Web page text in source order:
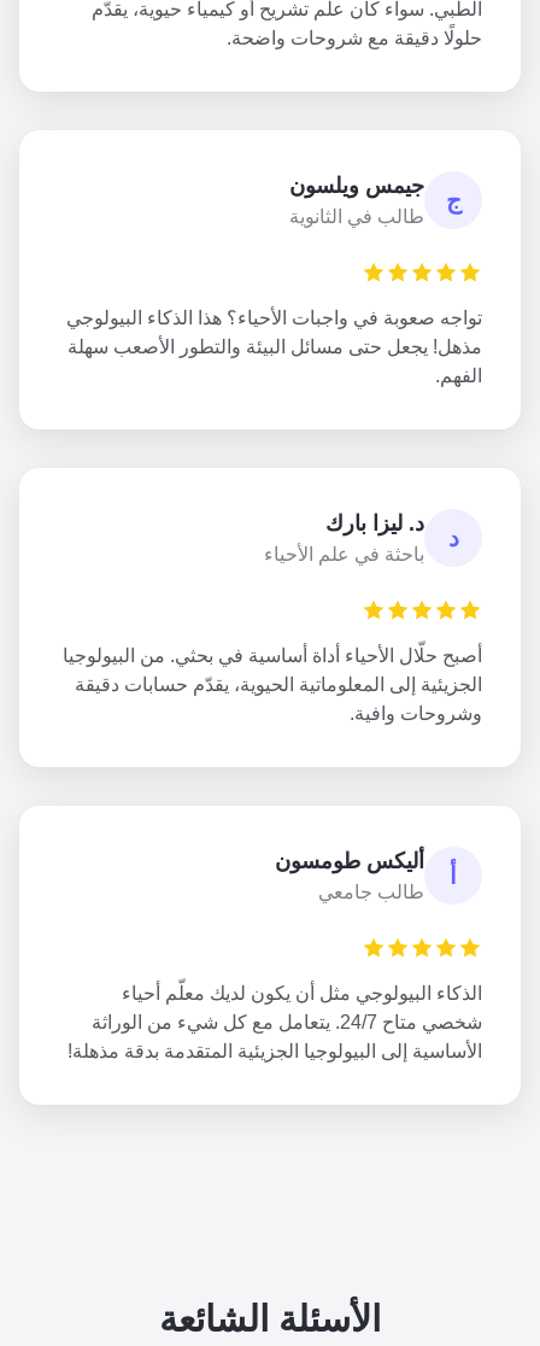
الطبي. سواء كان علم تشريح أو كيمياء حيوية، يقدّم
حلولًا دقيقة مع شروحات واضحة.
ج
جيمس ويلسون
طالب في الثانوية
تواجه صعوبة في واجبات الأحياء؟ هذا الذكاء البيولوجي
مذهل! يجعل حتى مسائل البيئة والتطور الأصعب سهلة
الفهم.
د
د. ليزا بارك
باحثة في علم الأحياء
أصبح حلّال الأحياء أداة أساسية في بحثي. من البيولوجيا
الجزيئية إلى المعلوماتية الحيوية، يقدّم حسابات دقيقة
وشروحات وافية.
أليكس طومسون
طالب جامعي
الذكاء البيولوجي مثل أن يكون لديك معلّم أحياء
شخصي متاح 24/7. يتعامل مع كل شيء من الوراثة
الأساسية إلى البيولوجيا الجزيئية المتقدمة بدقة مذهلة!
الأسئلة الشائعة